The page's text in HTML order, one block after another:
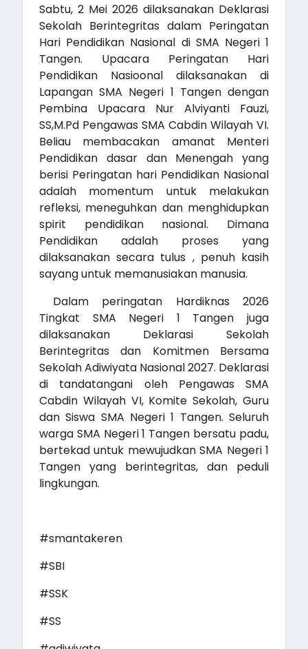
Sabtu, 2 Mei 2026 dilaksanakan Deklarasi
Sekolah Berintegritas dalam Peringatan
Hari Pendidikan Nasional di SMA Negeri 1
Tangen. Upacara Peringatan Hari
Pendidikan Nasioonal dilaksanakan di
Lapangan SMA Negeri 1 Tangen dengan
Pembina Upacara Nur Alviyanti Fauzi,
SS,M.Pd Pengawas SMA Cabdin Wilayah VI.
Beliau membacakan amanat Menteri
Pendidikan dasar dan Menengah yang
berisi Peringatan hari Pendidikan Nasional
adalah momentum untuk melakukan
refleksi, meneguhkan dan menghidupkan
spirit pendidikan nasional. Dimana
Pendidikan adalah proses yang
dilaksanakan secara tulus , penuh kasih
sayang untuk memanusiakan manusia.
Dalam peringatan Hardiknas 2026
Tingkat SMA Negeri 1 Tangen juga
dilaksanakan Deklarasi Sekolah
Berintegritas dan Komitmen Bersama
Sekolah Adiwiyata Nasional 2027. Deklarasi
di tandatangani oleh Pengawas SMA
Cabdin Wilayah VI, Komite Sekolah, Guru
dan Siswa SMA Negeri 1 Tangen. Seluruh
warga SMA Negeri 1 Tangen bersatu padu,
bertekad untuk mewujudkan SMA Negeri 1
Tangen yang berintegritas, dan peduli
lingkungan.
#smantakeren
#SBI
#SSK
#SS